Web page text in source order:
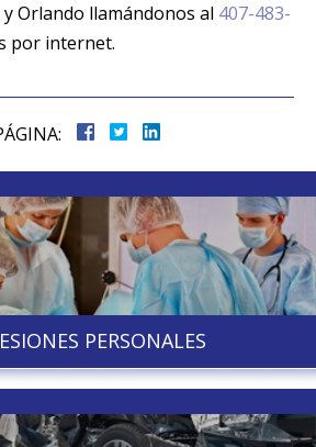
Orlando llamándonos al 407-483-
por internet.
PERSONALES